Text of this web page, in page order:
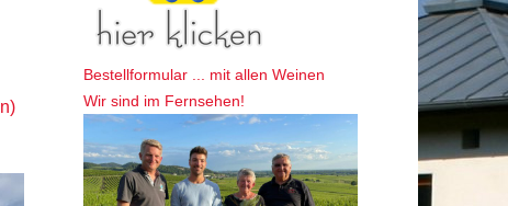
Bestellformular ... mit allen Weinen
Wir sind im Fernsehen!